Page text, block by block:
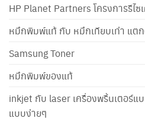
HP Planet Partners โครงการรีไ
หมึกพิมพ์แท้ กับ หมึกเทียบเท่า แต
Samsung Toner
หมึกพิมพ์ของแท้
inkjet กับ laser เครื่องพริ้นเตอร์แ
แบบง่ายๆ